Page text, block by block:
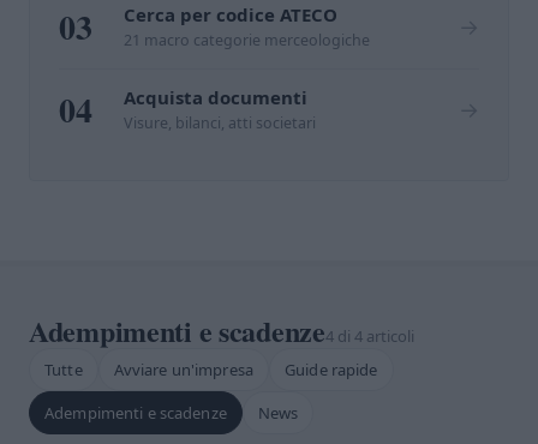
03 Cerca per codice ATECO
21 macro categorie merceologiche
04 Acquista documenti
Visure, bilanci, atti societari
Adempimenti e scadenze4 di 4 articoli
Tutte
Avviare un'impresa
Guide rapide
Adempimenti e scadenze
News